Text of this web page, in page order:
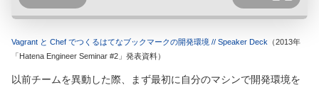
Vagrant と Chef でつくるはてなブックマークの開発環境 // Speaker Deck （2013年
「Hatena Engineer Seminar #2」発表資料）
以前チームを異動した際、まず最初に自分のマシンで開発環境を